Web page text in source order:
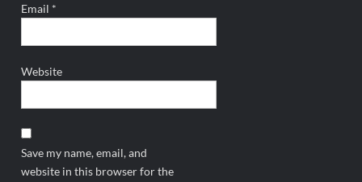
Email *
Website
Save my name, email, and
website in this browser for the